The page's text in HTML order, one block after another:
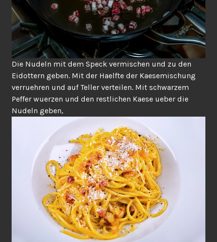
Die Nudeln mit dem Speck vermischen und zu den
Eidottern geben. Mit der Haelfte der Kaesemischung
verruehren und auf Teller verteilen. Mit schwarzem
Peffer wuerzen und den restlichen Kaese ueber die
Nudeln geben,